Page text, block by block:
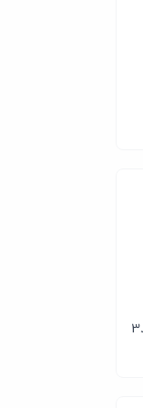
ابتدای خیابان منصور پلاک79 واحد3